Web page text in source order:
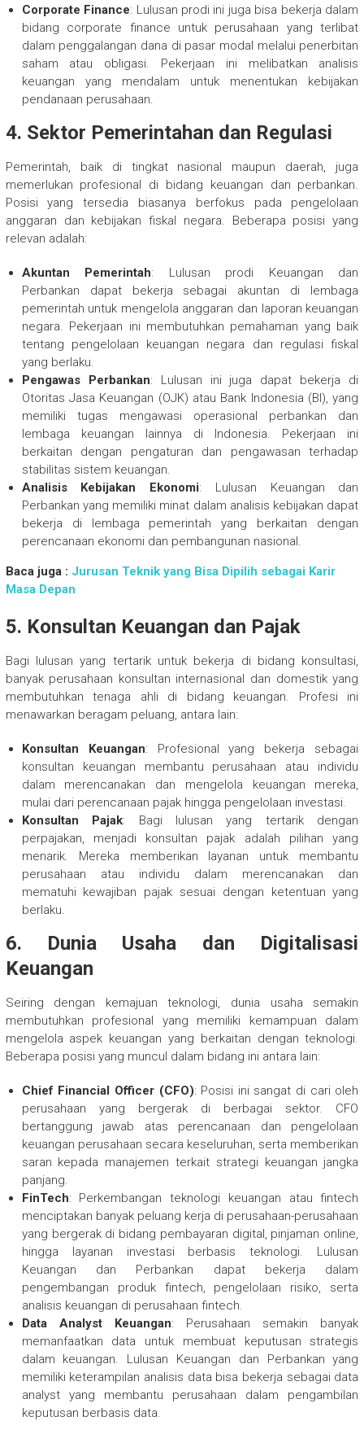
Corporate Finance: Lulusan prodi ini juga bisa bekerja dalam
bidang corporate finance untuk perusahaan yang terlibat
dalam penggalangan dana di pasar modal melalui penerbitan
saham atau obligasi. Pekerjaan ini melibatkan analisis
keuangan yang mendalam untuk menentukan kebijakan
pendanaan perusahaan.
4. Sektor Pemerintahan dan Regulasi
Pemerintah, baik di tingkat nasional maupun daerah, juga
memerlukan profesional di bidang keuangan dan perbankan.
Posisi yang tersedia biasanya berfokus pada pengelolaan
anggaran dan kebijakan fiskal negara. Beberapa posisi yang
relevan adalah:
Akuntan Pemerintah: Lulusan prodi Keuangan dan
Perbankan dapat bekerja sebagai akuntan di lembaga
pemerintah untuk mengelola anggaran dan laporan keuangan
negara. Pekerjaan ini membutuhkan pemahaman yang baik
tentang pengelolaan keuangan negara dan regulasi fiskal
yang berlaku.
Pengawas Perbankan: Lulusan ini juga dapat bekerja di
Otoritas Jasa Keuangan (OJK) atau Bank Indonesia (BI), yang
memiliki tugas mengawasi operasional perbankan dan
lembaga keuangan lainnya di Indonesia. Pekerjaan ini
berkaitan dengan pengaturan dan pengawasan terhadap
stabilitas sistem keuangan.
Analisis Kebijakan Ekonomi: Lulusan Keuangan dan
Perbankan yang memiliki minat dalam analisis kebijakan dapat
bekerja di lembaga pemerintah yang berkaitan dengan
perencanaan ekonomi dan pembangunan nasional.
Baca juga : Jurusan Teknik yang Bisa Dipilih sebagai Karir
Masa Depan
5. Konsultan Keuangan dan Pajak
Bagi lulusan yang tertarik untuk bekerja di bidang konsultasi,
banyak perusahaan konsultan internasional dan domestik yang
membutuhkan tenaga ahli di bidang keuangan. Profesi ini
menawarkan beragam peluang, antara lain:
Konsultan Keuangan: Profesional yang bekerja sebagai
konsultan keuangan membantu perusahaan atau individu
dalam merencanakan dan mengelola keuangan mereka,
mulai dari perencanaan pajak hingga pengelolaan investasi.
Konsultan Pajak: Bagi lulusan yang tertarik dengan
perpajakan, menjadi konsultan pajak adalah pilihan yang
menarik. Mereka memberikan layanan untuk membantu
perusahaan atau individu dalam merencanakan dan
mematuhi kewajiban pajak sesuai dengan ketentuan yang
berlaku.
6. Dunia Usaha dan Digitalisasi
Keuangan
Seiring dengan kemajuan teknologi, dunia usaha semakin
membutuhkan profesional yang memiliki kemampuan dalam
mengelola aspek keuangan yang berkaitan dengan teknologi.
Beberapa posisi yang muncul dalam bidang ini antara lain:
Chief Financial Officer (CFO): Posisi ini sangat di cari oleh
perusahaan yang bergerak di berbagai sektor. CFO
bertanggung jawab atas perencanaan dan pengelolaan
keuangan perusahaan secara keseluruhan, serta memberikan
saran kepada manajemen terkait strategi keuangan jangka
panjang.
FinTech: Perkembangan teknologi keuangan atau fintech
menciptakan banyak peluang kerja di perusahaan-perusahaan
yang bergerak di bidang pembayaran digital, pinjaman online,
hingga layanan investasi berbasis teknologi. Lulusan
Keuangan dan Perbankan dapat bekerja dalam
pengembangan produk fintech, pengelolaan risiko, serta
analisis keuangan di perusahaan fintech.
Data Analyst Keuangan: Perusahaan semakin banyak
memanfaatkan data untuk membuat keputusan strategis
dalam keuangan. Lulusan Keuangan dan Perbankan yang
memiliki keterampilan analisis data bisa bekerja sebagai data
analyst yang membantu perusahaan dalam pengambilan
keputusan berbasis data.